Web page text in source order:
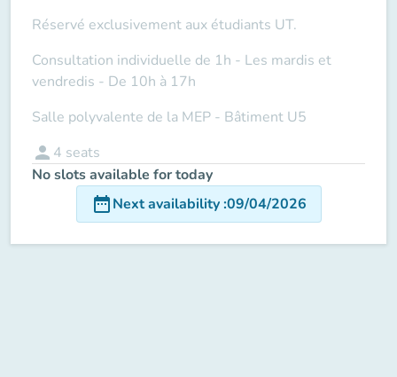
Réservé exclusivement aux étudiants UT.
Consultation individuelle de 1h - Les mardis et
vendredis - De 10h à 17h
Salle polyvalente de la MEP - Bâtiment U5
person 4 seats
No slots available for today
date_rangeNext availability:09/04/2026